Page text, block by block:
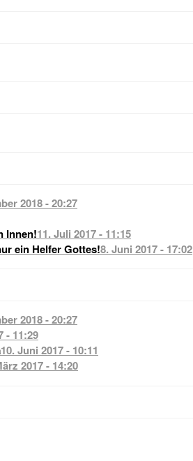
2018 - 20:27
Innen!11. Juli 2017 - 11:15
ein Helfer Gottes!8. Juni 2017 - 17:02
2018 - 20:27
- 11:29
10. Juni 2017 - 10:11
2017 - 14:20